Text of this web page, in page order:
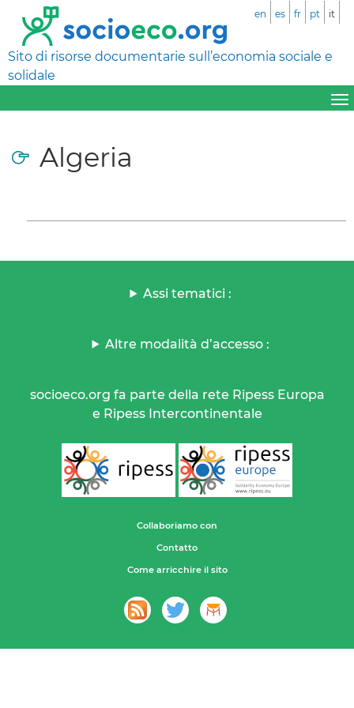
Sito di risorse documentarie sull’economia sociale e
solidale
en es fr pt it
Algeria
Assi tematici :
Altre modalità d’accesso :
socioeco.org fa parte della rete Ripess Europa
e Ripess Intercontinentale
Collaboriamo con
Contatto
Come arricchire il sito